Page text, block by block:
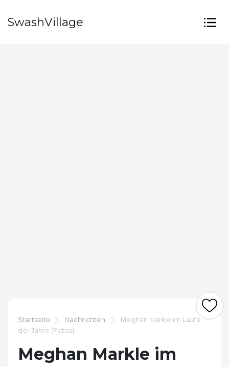
SwashVillage
Startseite Nachrichten
Meghan Markle im Laufe
der Jahre (Fotos)
Meghan Markle im